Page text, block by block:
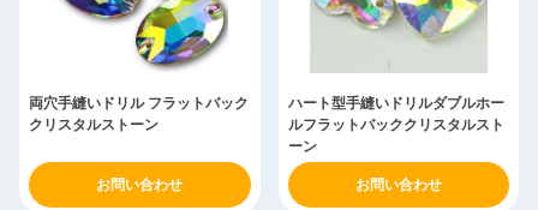
両穴手縫いドリル フラットバック
クリスタルストーン
お問い合わせ
ハート型手縫いドリルダブルホー
ルフラットバッククリスタルスト
ーン
お問い合わせ